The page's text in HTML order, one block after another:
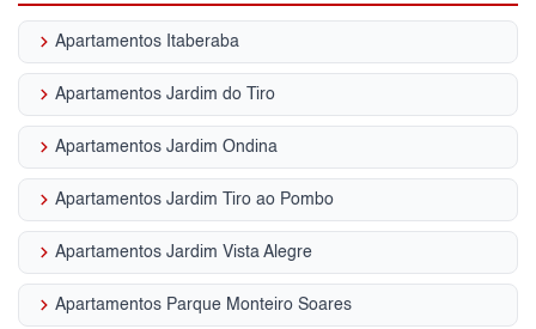
keyboard_arrow_right Apartamentos Itaberaba
keyboard_arrow_right Apartamentos Jardim do Tiro
keyboard_arrow_right Apartamentos Jardim Ondina
keyboard_arrow_right Apartamentos Jardim Tiro ao Pombo
keyboard_arrow_right Apartamentos Jardim Vista Alegre
keyboard_arrow_right Apartamentos Parque Monteiro Soares